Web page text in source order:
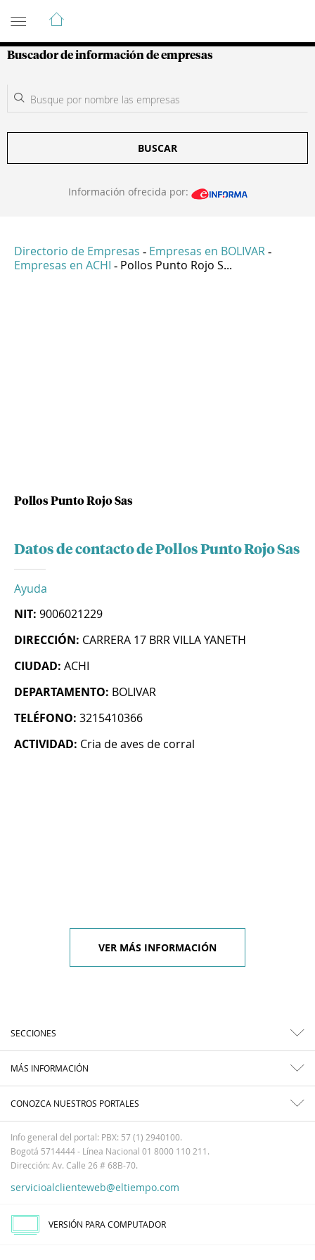
Guía de Empresas Colombianas
Buscador de información de empresas
BUSCAR
Información ofrecida por:
Directorio de Empresas - Empresas en BOLIVAR -
Empresas en ACHI - Pollos Punto Rojo S...
Pollos Punto Rojo Sas
Datos de contacto de Pollos Punto Rojo Sas
Ayuda
NIT: 9006021229
DIRECCIÓN: CARRERA 17 BRR VILLA YANETH
CIUDAD: ACHI
DEPARTAMENTO: BOLIVAR
TELÉFONO: 3215410366
ACTIVIDAD: Cria de aves de corral
VER MÁS INFORMACIÓN
SECCIONES
MÁS INFORMACIÓN
CONOZCA NUESTROS PORTALES
Info general del portal: PBX: 57 (1) 2940100.
Bogotá 5714444 - Línea Nacional 01 8000 110 211.
Dirección: Av. Calle 26 # 68B-70.
servicioalclienteweb@eltiempo.com
VERSIÓN PARA COMPUTADOR